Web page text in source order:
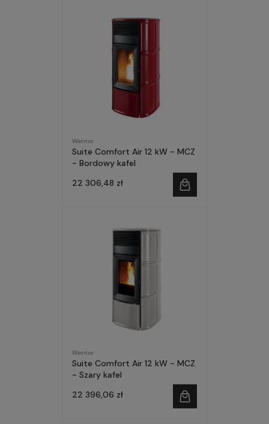
Wentor
Suite Comfort Air 12 kW - MCZ
- Bordowy kafel
22 306,48 zł
Wentor
Suite Comfort Air 12 kW - MCZ
- Szary kafel
22 396,06 zł